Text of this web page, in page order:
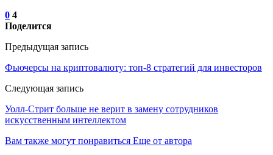
0 4
Поделится
Предыдущая запись
Фьючерсы на криптовалюту: топ-8 стратегий для инвесторов
Следующая запись
Уолл-Стрит больше не верит в замену сотрудников
искусственным интеллектом
Вам также могут понравиться Еще от автора